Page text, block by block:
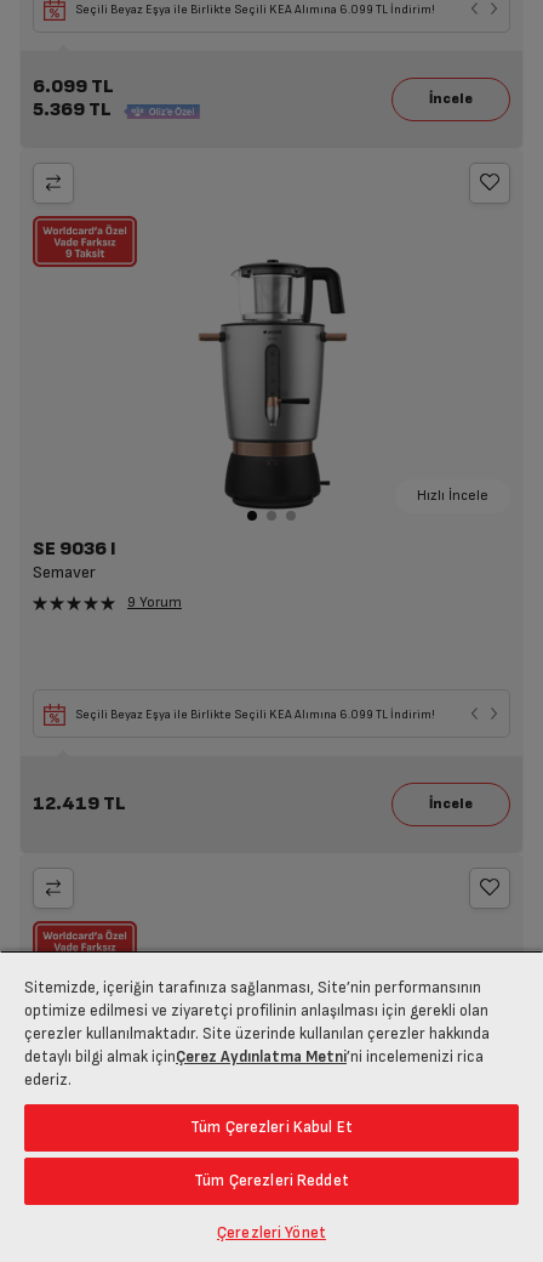
Seçili Beyaz Eşya ile Birlikte Seçili KEA Alımına 6.099 TL İndirim!
6.099 TL
5.369 TL
Hızlı İncele
SE 9036 I
Semaver
9 Yorum
Seçili Beyaz Eşya ile Birlikte Seçili KEA Alımına 6.099 TL İndirim!
12.419 TL
Hızlı İncele
Sitemizde, içeriğin tarafınıza sağlanması, Site’nin performansının
optimize edilmesi ve ziyaretçi profilinin anlaşılması için gerekli olan
çerezler kullanılmaktadır. Site üzerinde kullanılan çerezler hakkında
detaylı bilgi almak içinÇerez Aydınlatma Metni’ni incelemenizi rica
ederiz.
Tüm Çerezleri Kabul Et
Tüm Çerezleri Reddet
Çerezleri Yönet